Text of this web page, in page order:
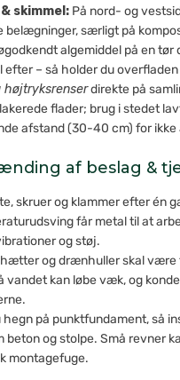
skimmel: På nord- og
belægninger, særligt på
algemiddel på en tør
efter – så holder du
højtryksrenserdirekte på
flader; brug i stedet
afstand (30-40 cm) for ikke
af beslag &
skruer og klammer efter én
får metal til at
og støj.
og drænhuller skal være
vandet kan løbe væk, og
hegn på punktfundament, så
beton og stolpe. Små revner
montagefuge.